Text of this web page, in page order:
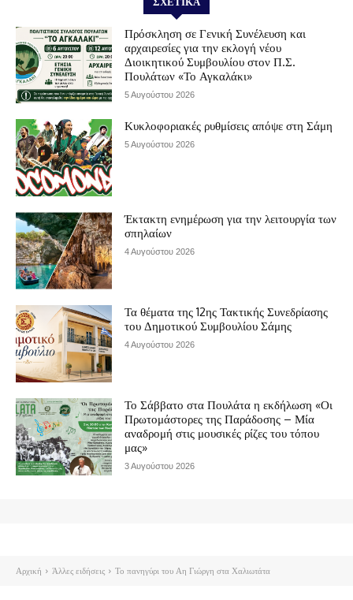
Πρόσκληση σε Γενική Συνέλευση και
αρχαιρεσίες για την εκλογή νέου
Διοικητικού Συμβουλίου στον Π.Σ.
Πουλάτων «Το Αγκαλάκι»
5 Αυγούστου 2026
Κυκλοφοριακές ρυθμίσεις απόψε στη Σάμη
5 Αυγούστου 2026
Έκτακτη ενημέρωση για την λειτουργία των
σπηλαίων
4 Αυγούστου 2026
Τα θέματα της 12ης Τακτικής Συνεδρίασης
του Δημοτικού Συμβουλίου Σάμης
4 Αυγούστου 2026
Το Σάββατο στα Πουλάτα η εκδήλωση «Οι
Πρωτομάστορες της Παράδοσης – Μία
αναδρομή στις μουσικές ρίζες του τόπου
μας»
3 Αυγούστου 2026